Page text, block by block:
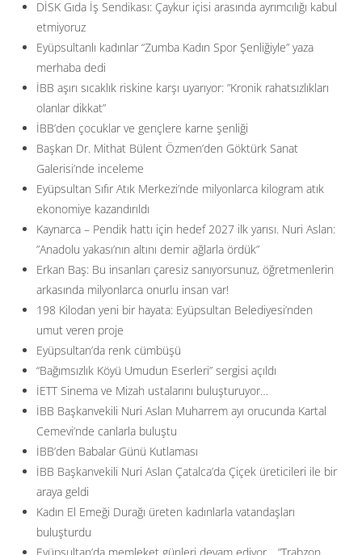
DİSK Gıda İş Sendikası: Çaykur içisi arasında ayrımcılığı kabul
etmiyoruz
Eyüpsultanlı kadınlar “Zumba Kadın Spor Şenliğiyle” yaza
merhaba dedi
İBB aşırı sıcaklık riskine karşı uyarıyor: ”Kronik rahatsızlıkları
olanlar dikkat”
İBB’den çocuklar ve gençlere karne şenliği
Başkan Dr. Mithat Bülent Özmen’den Göktürk Sanat
Galerisi’nde inceleme
Eyüpsultan Sıfır Atık Merkezi’nde milyonlarca kilogram atık
ekonomiye kazandırıldı
Kaynarca – Pendik hattı için hedef 2027 ilk yarısı. Nuri Aslan:
”Anadolu yakası’nın altını demir ağlarla ördük”
Erkan Baş: Bu insanları çaresiz sanıyorsunuz, öğretmenlerin
arkasında milyonlarca onurlu insan var!
198 Kilodan yeni bir hayata: Eyüpsultan Belediyesi’nden
umut veren proje
Eyüpsultan’da renk cümbüşü
“Bağımsızlık Köyü Umudun Eserleri” sergisi açıldı
İETT Sinema ve Mizah ustalarını buluşturuyor…
İBB Başkanvekili Nuri Aslan Muharrem ayı orucunda Kartal
Cemevi’nde canlarla buluştu
İBB’den Babalar Günü Kutlaması
İBB Başkanvekili Nuri Aslan Çatalca’da Çiçek üreticileri ile bir
araya geldi
Kadın El Emeği Durağı üreten kadınlarla vatandaşları
buluşturdu